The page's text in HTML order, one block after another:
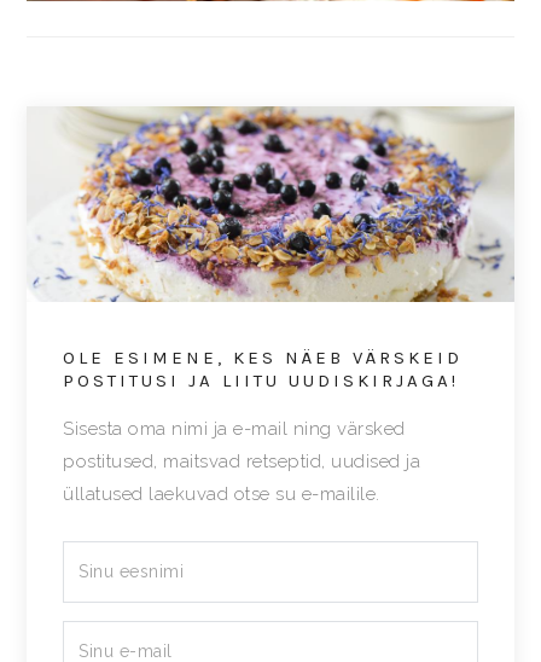
OLE ESIMENE, KES NÄEB VÄRSKEID
POSTITUSI JA LIITU UUDISKIRJAGA!
Sisesta oma nimi ja e-mail ning värsked
postitused, maitsvad retseptid, uudised ja
üllatused laekuvad otse su e-mailile.